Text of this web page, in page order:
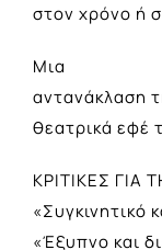
στον χρόνο ή
Μια
αντανάκλαση
θεατρικά εφέ
ΚΡΙΤΙΚΕΣ ΓΙΑ
«Συγκινητικό
«Έξυπνο και